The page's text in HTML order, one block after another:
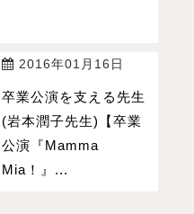
2016年01月16日
卒業公演を支える先生
(岩本潤子先生)【卒業
公演『Mamma
Mia！』...